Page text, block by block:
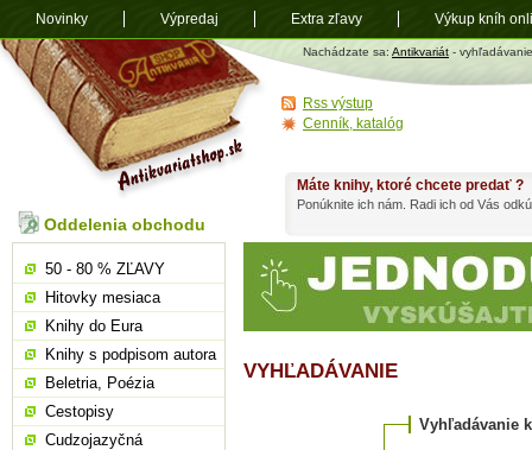
Antikvariát
shop.sk
Nachádzate sa: Antikvariát - vyhľadávanie
VYHĽADÁVANIE
Vyhľadávanie
Máte knihy, ktoré chcete predať ?
Ponúknite ich nám. Radi ich od Vás
Oddelenia obchodu
50 - 80 % ZĽAVY
Hitovky mesiaca
Knihy do Eura
Knihy s podpisom autora
Beletria, Poézia
Cestopisy
Cudzojazyčná
Rss výstup
Cenník, katalóg
Novinky Výpredaj Extra zľavy Výkup kníh